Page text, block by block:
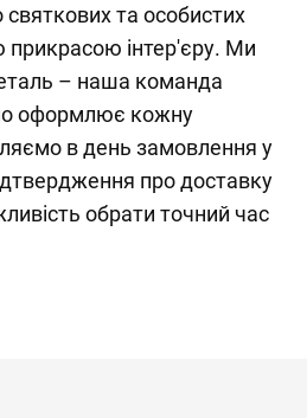
та особистих
прикрасою інтер'єру. Ми
– наша команда
оформлює кожну
в день замовлення у
про доставку
обрати точний час